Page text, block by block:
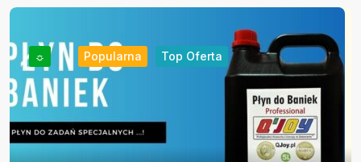
☼ Popularna Top Oferta